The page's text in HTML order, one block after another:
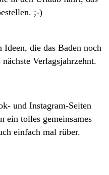
;-)
Ideen, die das Baden noch
Verlagsjahrzehnt.
und Instagram-Seiten
ein tolles gemeinsames
einfach mal rüber.